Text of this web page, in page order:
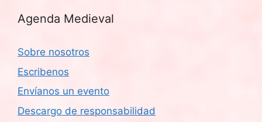
Agenda Medieval
Sobre nosotros
Escribenos
Envíanos un evento
Descargo de responsabilidad